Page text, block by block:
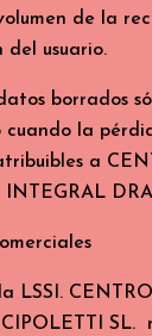
de la
del usuario.
borrados
cuando la
a
LSSI.
CIPOLETTI SL.